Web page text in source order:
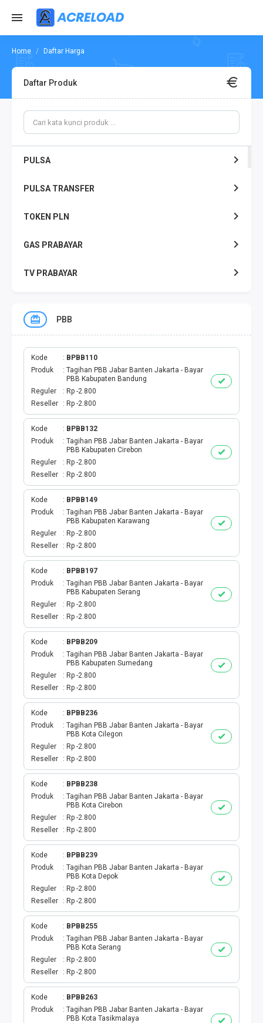
Daftar Harga
Daftar Produk
PULSA
PULSA TRANSFER
TOKEN PLN
GAS PRABAYAR
TV PRABAYAR
TOPUP GAME
KUOTA AXIS
KUOTA INDOSAT
KUOTA SMARTFREN
KUOTA TELKOMSEL
KUOTA TRI
KUOTA XL
TELKOMSEL SPESIAL
INDOSAT SPESIAL
TRI SPESIAL
XL AXIS SPESIAL
KUOTA SMS TELPON
E WALLET
E MONEY
DRIVER
PPOB
MULTI FINANCE
PBB
CETAK PERDANA
CETAK VOUCHER
CETAK VOUCHER MASSAL
BY.U SPECIAL
PBB
Kode
BPBB110
Produk
Tagihan PBB Jabar Banten Jakarta - Bayar
PBB Kabupaten Bandung
Reguler
Rp -2.800
Reseller
Rp -2.800
Kode
BPBB132
Produk
Tagihan PBB Jabar Banten Jakarta - Bayar
PBB Kabupaten Cirebon
Reguler
Rp -2.800
Reseller
Rp -2.800
Kode
BPBB149
Produk
Tagihan PBB Jabar Banten Jakarta - Bayar
PBB Kabupaten Karawang
Reguler
Rp -2.800
Reseller
Rp -2.800
Kode
BPBB197
Produk
Tagihan PBB Jabar Banten Jakarta - Bayar
PBB Kabupaten Serang
Reguler
Rp -2.800
Reseller
Rp -2.800
Kode
BPBB209
Produk
Tagihan PBB Jabar Banten Jakarta - Bayar
PBB Kabupaten Sumedang
Reguler
Rp -2.800
Reseller
Rp -2.800
Kode
BPBB236
Produk
Tagihan PBB Jabar Banten Jakarta - Bayar
PBB Kota Cilegon
Reguler
Rp -2.800
Reseller
Rp -2.800
Kode
BPBB238
Produk
Tagihan PBB Jabar Banten Jakarta - Bayar
PBB Kota Cirebon
Reguler
Rp -2.800
Reseller
Rp -2.800
Kode
BPBB239
Produk
Tagihan PBB Jabar Banten Jakarta - Bayar
PBB Kota Depok
Reguler
Rp -2.800
Reseller
Rp -2.800
Kode
BPBB255
Produk
Tagihan PBB Jabar Banten Jakarta - Bayar
PBB Kota Serang
Reguler
Rp -2.800
Reseller
Rp -2.800
Kode
BPBB263
Produk
Tagihan PBB Jabar Banten Jakarta - Bayar
PBB Kota Tasikmalaya